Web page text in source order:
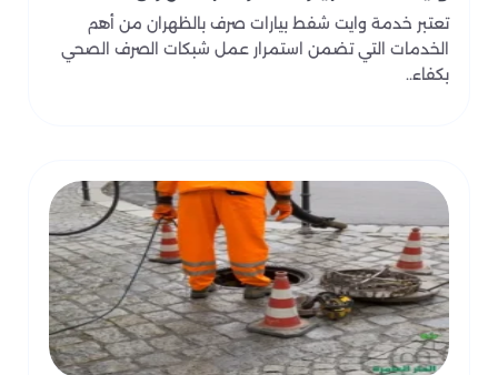
تعتبر خدمة وايت شفط بيارات صرف بالظهران من أهم
الخدمات التي تضمن استمرار عمل شبكات الصرف الصحي
بكفاء..